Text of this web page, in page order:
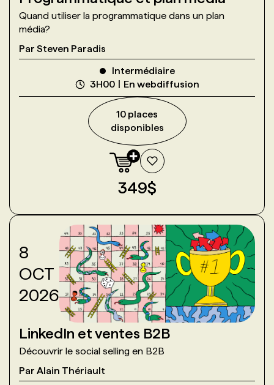
Quand utiliser la programmatique dans un plan
média?
Par Steven Paradis
Intermédiaire
3H00
En webdiffusion
10 places
disponibles
349$
8
OCT
2026
LinkedIn et ventes B2B
Découvrir le social selling en B2B
Par Alain Thériault